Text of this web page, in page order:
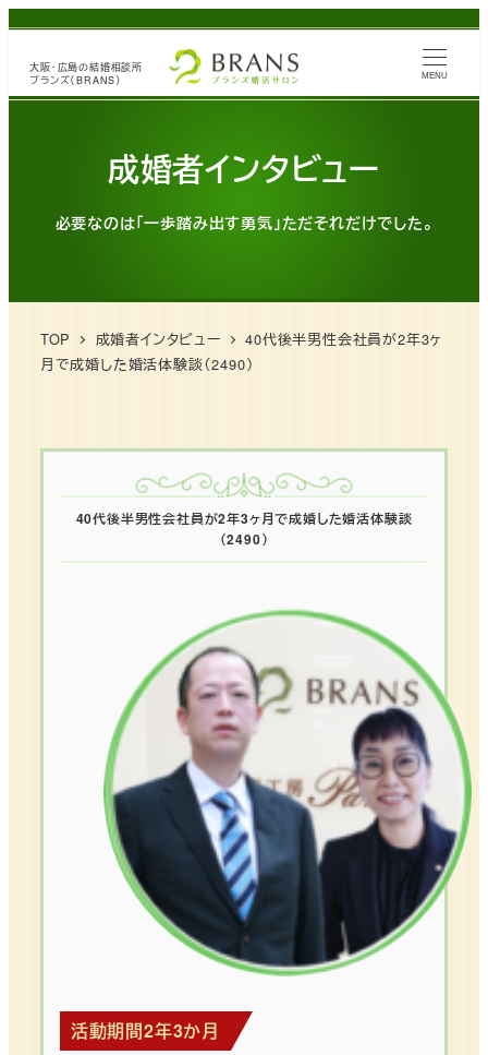
メ
移
大阪・広島の結婚相談所
ブランズ（BRANS）
MENU
成婚者インタビュー
必要なのは「一歩踏み出す勇気」ただそれだけでした。
TOP 成婚者インタビュー
40代後半男性会社員が2年3ヶ
月で成婚した婚活体験談（2490）
40代後半男性会社員が2年3ヶ月で成婚した婚活体験談
（2490）
活動期間2年3か月